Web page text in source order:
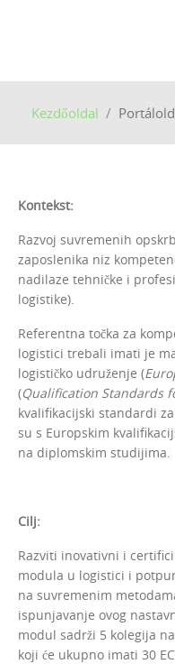
Kezdőoldal
Kontekst:
Razvoj suvremenih
zaposlenika niz
nadilaze tehničke i
logistike).
Referentna točka za
logistici trebali imati je
logističko udruženje (
(Qualification Standards
kvalifikacijski standardi
su s Europskim
na diplomskim studijima.
Cilj:
Razviti inovativni i
modula u logistici i
na suvremenim
ispunjavanje ovog
modul sadrži 5 kolegija
koji će ukupno imati 30